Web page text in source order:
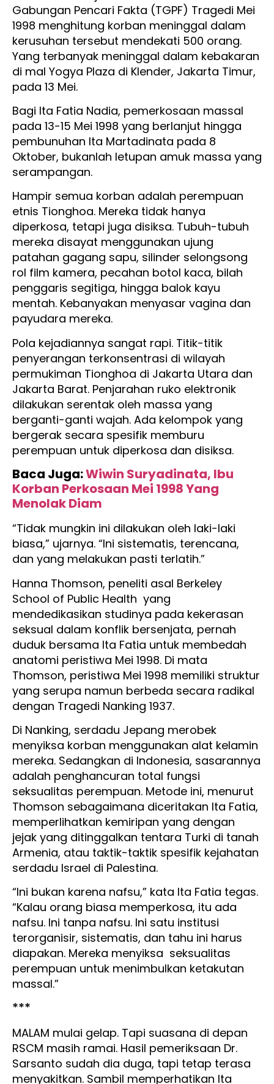
Gabungan Pencari Fakta (TGPF) Tragedi Mei
1998 menghitung korban meninggal dalam
kerusuhan tersebut mendekati 500 orang.
Yang terbanyak meninggal dalam kebakaran
di mal Yogya Plaza di Klender, Jakarta Timur,
pada 13 Mei.
Bagi Ita Fatia Nadia, pemerkosaan massal
pada 13-15 Mei 1998 yang berlanjut hingga
pembunuhan Ita Martadinata pada 8
Oktober, bukanlah letupan amuk massa yang
serampangan.
Hampir semua korban adalah perempuan
etnis Tionghoa. Mereka tidak hanya
diperkosa, tetapi juga disiksa. Tubuh-tubuh
mereka disayat menggunakan ujung
patahan gagang sapu, silinder selongsong
rol film kamera, pecahan botol kaca, bilah
penggaris segitiga, hingga balok kayu
mentah. Kebanyakan menyasar vagina dan
payudara mereka.
Pola kejadiannya sangat rapi. Titik-titik
penyerangan terkonsentrasi di wilayah
permukiman Tionghoa di Jakarta Utara dan
Jakarta Barat. Penjarahan ruko elektronik
dilakukan serentak oleh massa yang
berganti-ganti wajah. Ada kelompok yang
bergerak secara spesifik memburu
perempuan untuk diperkosa dan disiksa.
Baca Juga:Wiwin Suryadinata, Ibu
Korban Perkosaan Mei 1998 Yang
Menolak Diam
“Tidak mungkin ini dilakukan oleh laki-laki
biasa,” ujarnya. “Ini sistematis, terencana,
dan yang melakukan pasti terlatih.”
Hanna Thomson, peneliti asal Berkeley
School of Public Health yang
mendedikasikan studinya pada kekerasan
seksual dalam konflik bersenjata, pernah
duduk bersama Ita Fatia untuk membedah
anatomi peristiwa Mei 1998. Di mata
Thomson, peristiwa Mei 1998 memiliki struktur
yang serupa namun berbeda secara radikal
dengan Tragedi Nanking 1937.
Di Nanking, serdadu Jepang merobek
menyiksa korban menggunakan alat kelamin
mereka. Sedangkan di Indonesia, sasarannya
adalah penghancuran total fungsi
seksualitas perempuan. Metode ini, menurut
Thomson sebagaimana diceritakan Ita Fatia,
memperlihatkan kemiripan yang dengan
jejak yang ditinggalkan tentara Turki di tanah
Armenia, atau taktik-taktik spesifik kejahatan
serdadu Israel di Palestina.
“Ini bukan karena nafsu,” kata Ita Fatia tegas.
“Kalau orang biasa memperkosa, itu ada
nafsu. Ini tanpa nafsu. Ini satu institusi
terorganisir, sistematis, dan tahu ini harus
diapakan. Mereka menyiksa seksualitas
perempuan untuk menimbulkan ketakutan
massal.”
***
MALAM mulai gelap. Tapi suasana di depan
RSCM masih ramai. Hasil pemeriksaan Dr.
Sarsanto sudah dia duga, tapi tetap terasa
menyakitkan. Sambil memperhatikan Ita